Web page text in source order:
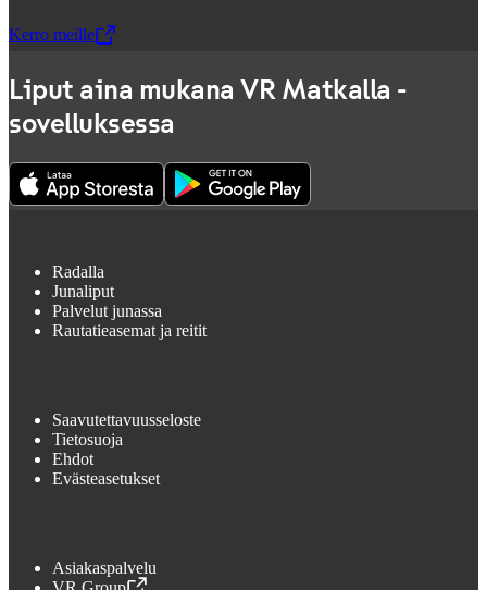
Kerro meille
,Avataan uudessa välilehdessä
Liput aina mukana VR Matkalla -
sovelluksessa
Radalla
Junaliput
Palvelut junassa
Rautatieasemat ja reitit
Saavutettavuusseloste
Tietosuoja
Ehdot
Evästeasetukset
Asiakaspalvelu